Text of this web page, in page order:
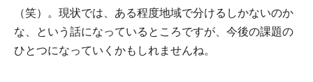
（笑）。現状では、ある程度地域で分けるしかないのか
な、という話になっているところですが、今後の課題の
ひとつになっていくかもしれませんね。